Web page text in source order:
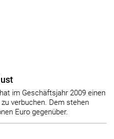
im Geschäftsjahr 2009 einen
verbuchen. Dem stehen
Euro gegenüber.